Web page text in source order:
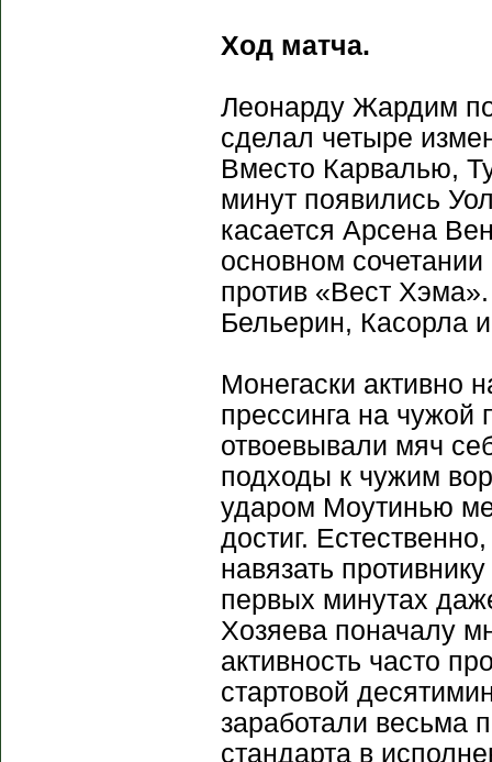
Ход матча.
Леонарду Жардим
сделал четыре
Вместо Карвалью,
минут появились
касается Арсена
основном
против «Вест
Бельерин, Касорла
Монегаски активно
прессинга на чужой
отвоевывали мяч
подходы к чужим
ударом Моутинью
достиг.
навязать
первых минутах
Хозяева поначалу
активность часто
стартовой
заработали весьма
стандарта в